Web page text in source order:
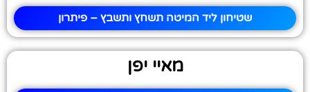
שטיחון ליד המיטה תשחץ ותשבץ – פיתרון
מאיי יפן